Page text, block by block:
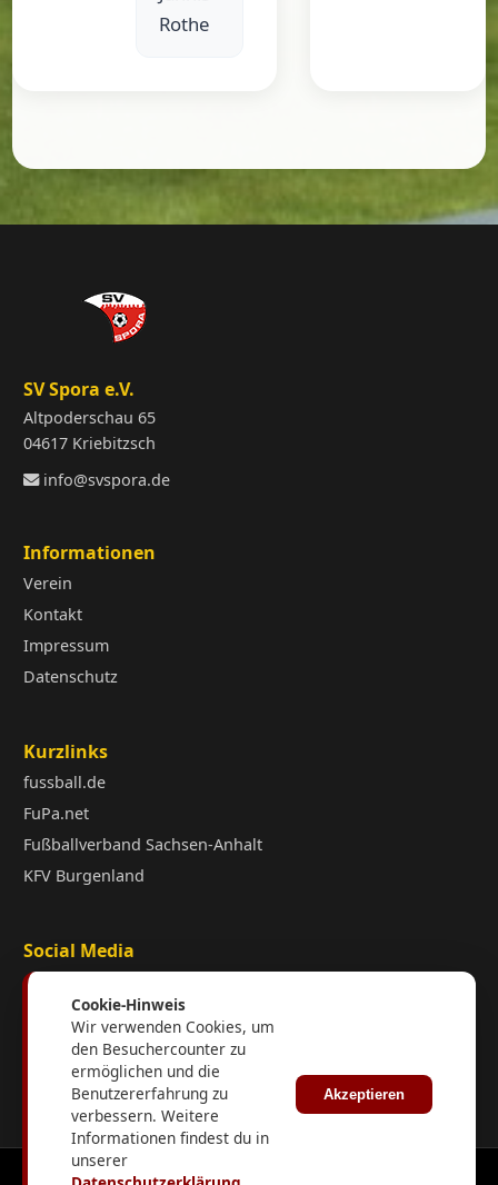
Rothe
SV Spora e.V.
Altpoderschau 65
04617 Kriebitzsch
info@svspora.de
Informationen
Verein
Kontakt
Impressum
Datenschutz
Kurzlinks
fussball.de
FuPa.net
Fußballverband Sachsen-Anhalt
KFV Burgenland
Social Media
Interner Login
Cookie-Hinweis
Wir verwenden Cookies, um
den Besuchercounter zu
ermöglichen und die
Benutzererfahrung zu
verbessern. Weitere
Informationen findest du in
unserer
Akzeptieren